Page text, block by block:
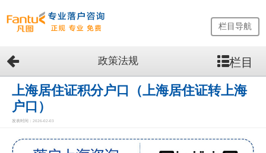
网
站
首
页
留
生
栏目导航
政策法规 栏目
上海居住证积分户口（上海居住证转上海
户口）
发表时间：2026-02-03